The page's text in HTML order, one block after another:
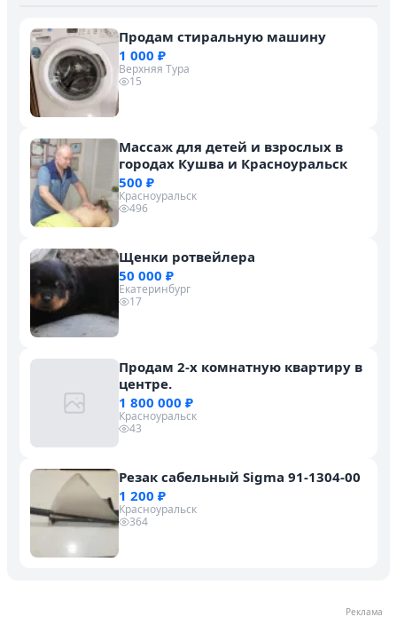
Продам стиральную машину
1 000 ₽
Верхняя Тура
15
Массаж для детей и взрослых в
городах Кушва и Красноуральск
500 ₽
Красноуральск
496
Щенки ротвейлера
50 000 ₽
Екатеринбург
17
Продам 2-х комнатную квартиру в
центре.
1 800 000 ₽
Красноуральск
43
Резак сабельный Sigma 91-1304-00
1 200 ₽
Красноуральск
364
Реклама